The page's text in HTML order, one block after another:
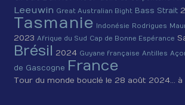
Leeuwin Great Australian Bight Bass Strait
Tasmanie Indonésie Rodrigues
2023Afrique du Sud Cap de Bonne Espérance
Brésil 2024 Guyane française Antilles
de Gascogne France
Tour du monde bouclé le 28 août 2024… à